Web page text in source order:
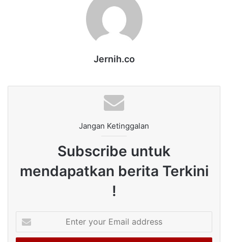
Jernih.co
Jangan Ketinggalan
Subscribe untuk
mendapatkan berita Terkini
!
your
Email